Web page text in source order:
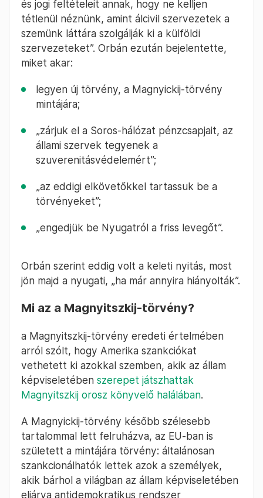
kell leszámolnunk. A munkacím: teli
rüszttel!”
– fogalmazott Orbán, teljesítve teli rüsztös
kihívását. Ezután ennél jóval komolyabb
kormánymegbízottat küld majd az Egyesült
Államokba, hogy „begyűjtse az összes,
Ezután „sürgősen megteremtjük alkotmányos
és jogi feltételeit annak, hogy ne kelljen
tétlenül néznünk, amint álcivil szervezetek a
szemünk láttára szolgálják ki a külföldi
szervezeteket”. Orbán ezután bejelentette,
miket akar:
legyen új törvény, a Magnyickij-törvény
„zárjuk el a Soros-hálózat pénzcsapjait, az
szuverenitásvédelemért”;
„az eddigi elkövetőkkel tartassuk be a
törvényeket”;
„engedjük be Nyugatról a friss levegőt”.
Orbán szerint eddig volt a keleti nyitás, most
jön majd a nyugati, „ha már annyira hiányolták”.
Mi az a Magnyitszkij-törvény?
a Magnyitszkij-törvény eredeti értelmében